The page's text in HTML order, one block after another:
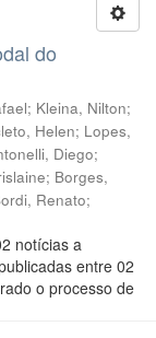
do
; Kleina, Nilton;
Helen; Lopes,
Diego;
; Borges,
Renato;
notícias a
entre 02
o processo de